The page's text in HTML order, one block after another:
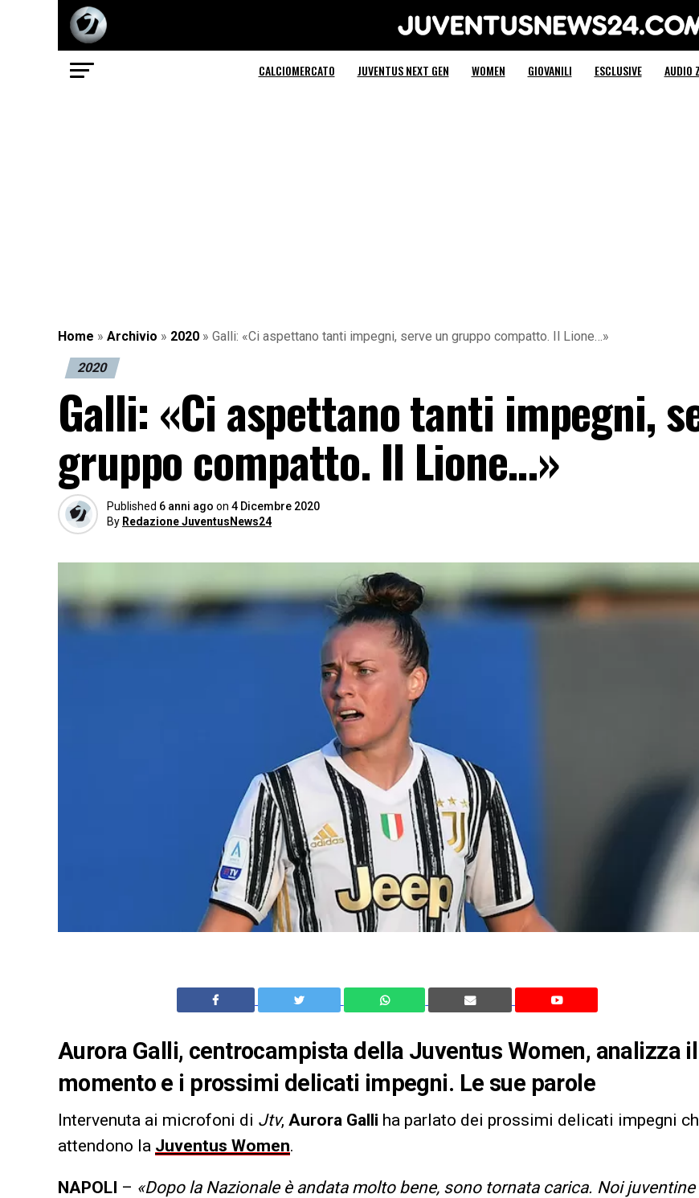
Juventus News 24
CALCIOMERCATO JUVENTUS NEXT GEN WOMEN GIOVANILI ESCLUSIVE AUDIO
Home » Archivio » 2020 » Galli: «Ci aspettano tanti impegni, serve un gruppo compatto. Il Lione…»
2020
Galli: «Ci aspettano tanti impegni,
gruppo compatto. Il Lione…»
Published 6 anni ago on 4 Dicembre 2020
By Redazione JuventusNews24
Aurora Galli, centrocampista della Juventus Women, analizza il
momento e i prossimi delicati impegni. Le sue parole
Intervenuta ai microfoni di Jtv, Aurora Galli ha parlato dei prossimi delicati impegni
attendono la Juventus Women.
NAPOLI – «Dopo la Nazionale è andata molto bene, sono tornata carica. Noi juventine